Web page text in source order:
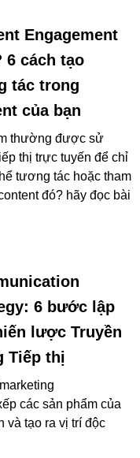
Engagement
6 cách tạo
tác trong
của bạn
thường được sử
thị trực tuyến để chỉ
tương tác hoặc tham
đó? hãy đọc bài
6 bước lập
lược Truyền
Tiếp thị
các sản phẩm của
và tạo ra vị trí độc